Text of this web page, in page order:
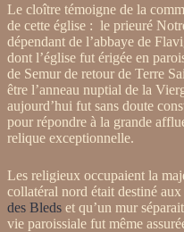
Le cloître témoigne de la
de cette église : le prieuré
dépendant de l’abbaye de
dont l’église fut érigée en
de Semur de retour de Terre
être l’anneau nuptial de la
aujourd’hui fut sans doute
pour répondre à la grande
relique exceptionnelle.
Les religieux occupaient la
collatéral nord était destiné
des Bleds et qu’un mur
vie paroissiale fut même